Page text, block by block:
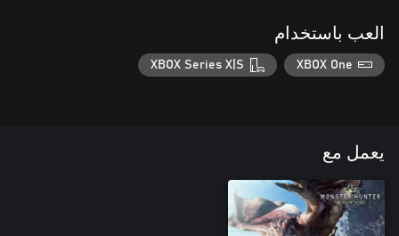
العب باستخدام
XBOX One
XBOX Series X|S
يعمل مع